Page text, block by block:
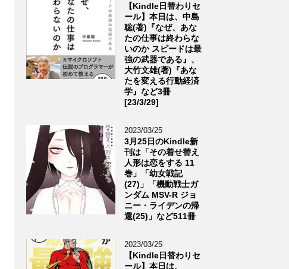
【Kindle日替わりセ
ール】本日は、中島
聡(著)『なぜ、あな
たの仕事は終わらな
いのか スピードは最
強の武器である』、
大竹文雄(著)『あな
たを変える行動経済
学』など3冊
[23/3/29]
2023/03/25
3月25日のKindle新
刊は「その着せ替え
人形は恋をする 11
巻」「幼女戦記
(27)」「機動戦士ガ
ンダム MSV-R ジョ
ニー・ライデンの帰
還(25)」など511冊
2023/03/25
【Kindle日替わりセ
ール】本日は、